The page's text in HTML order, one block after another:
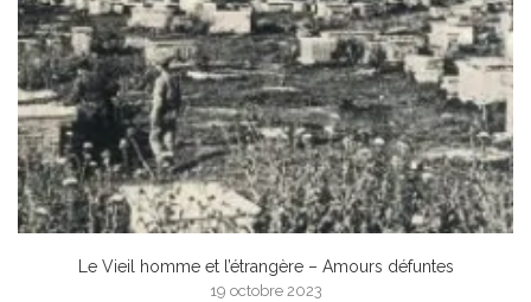
Le Vieil homme et l’étrangère – Amours défuntes
19 octobre 2023